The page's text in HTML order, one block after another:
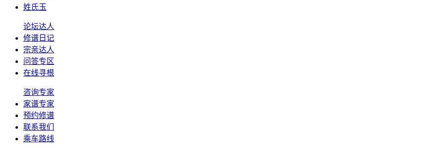
姓氏玉
论坛达人
修谱日记
宗亲达人
问答专区
在线寻根
咨询专家
家谱专家
预约修谱
联系我们
乘车路线